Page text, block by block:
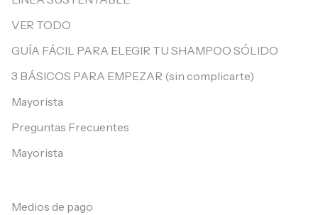
VER TODO
GUÍA FÁCIL PARA ELEGIR TU SHAMPOO SÓLIDO
3 BÁSICOS PARA EMPEZAR (sin complicarte)
Mayorista
Preguntas Frecuentes
Mayorista
Medios de pago